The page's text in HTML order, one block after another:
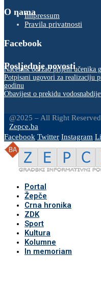
O namaImpressum
Pravila privatnosti
Facebook
Posljednje novosti
Načelnik održao prijem učenika
Potpisani ugovori za realizaciju
godinu
Obavijest o prekidu
@2025 – All Right
Zepce.ba
Facebook Twitter Instagram
Portal
Žepče
Crna hronika
ZDK
Sport
Kultura
Kolumne
In memoriam